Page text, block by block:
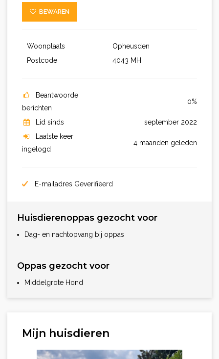
BEWAREN
Woonplaats
Opheusden
Postcode
4043 MH
Beantwoorde
berichten
0%
Lid sinds
september 2022
Laatste keer
ingelogd
4 maanden geleden
E-mailadres Geverifiëerd
Huisdierenoppas gezocht voor
Dag- en nachtopvang bij oppas
Oppas gezocht voor
Middelgrote Hond
Mijn huisdieren